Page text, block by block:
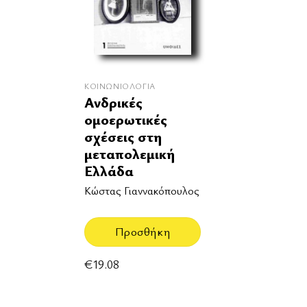
ΚΟΙΝΩΝΙΟΛΟΓΊΑ
Ανδρικές
ομοερωτικές
σχέσεις στη
μεταπολεμική
Ελλάδα
Κώστας Γιαννακόπουλος
Προσθήκη
€19.08